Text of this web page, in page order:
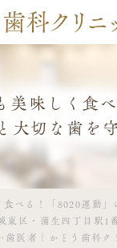
美味しく食
大切な歯を
べる！「8020運動
東区・蒲生四丁目駅1
歯医者｜かとう歯科ク